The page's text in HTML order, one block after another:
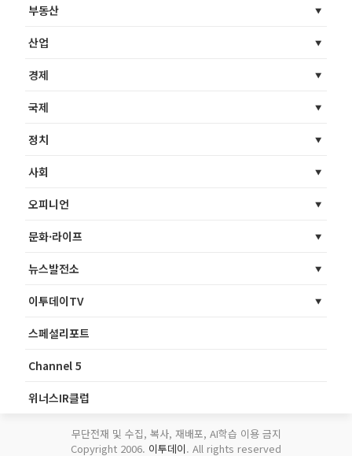
부동산
산업
경제
국제
정치
사회
오피니언
문화·라이프
뉴스발전소
이투데이TV
스페셜리포트
Channel 5
위너스IR클럽
무단전재 및 수집, 복사, 재배포, AI학습 이용 금지
Copyright 2006. 이투데이. All rights reserved